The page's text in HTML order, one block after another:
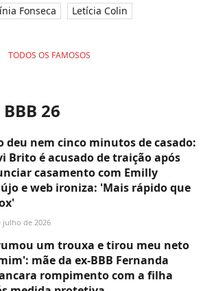
Fonseca
Letícia Colin
TODOS OS FAMOSOS
26
deu nem cinco minutos de casado:
Brito é acusado de traição após
casamento com Emilly
e web ironiza: 'Mais rápido que
julho de 2026
um trouxa e tirou meu neto
mãe da ex-BBB Fernanda
rompimento com a filha